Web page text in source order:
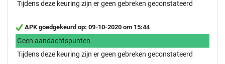
Tijdens deze keuring zijn er geen gebreken geconstateerd
APK goedgekeurd op: 09-10-2020 om 15:44
Geen aandachtspunten
Tijdens deze keuring zijn er geen gebreken geconstateerd